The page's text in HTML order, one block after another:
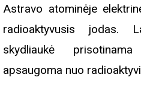
Astravo atominėje
radioaktyvusis jodas.
skydliaukė
apsaugoma nuo